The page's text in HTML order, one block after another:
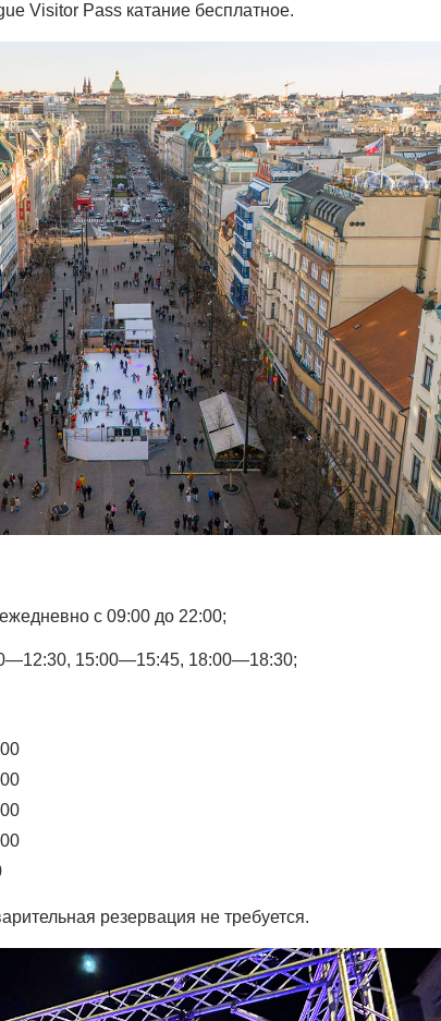
Visitor Pass катание бесплатное.
с 09:00 до 22:00;
15:00—15:45, 18:00—18:30;
резервация не требуется.